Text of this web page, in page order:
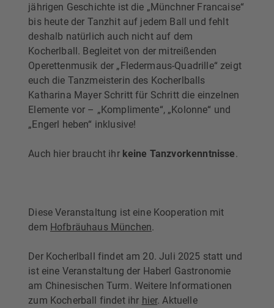
jährigen Geschichte ist die „Münchner Francaise“
bis heute der Tanzhit auf jedem Ball und fehlt
deshalb natürlich auch nicht auf dem
Kocherlball. Begleitet von der mitreißenden
Operettenmusik der „Fledermaus-Quadrille“ zeigt
euch die Tanzmeisterin des Kocherlballs
Katharina Mayer Schritt für Schritt die einzelnen
Elemente vor – „Komplimente“, „Kolonne“ und
„Engerl heben“ inklusive!
Auch hier braucht ihr keine Tanzvorkenntnisse.
Diese Veranstaltung ist eine Kooperation mit
dem Hofbräuhaus München.
Der Kocherlball findet am 20. Juli 2025 statt und
ist eine Veranstaltung der Haberl Gastronomie
am Chinesischen Turm. Weitere Informationen
zum Kocherball findet ihr hier. Aktuelle